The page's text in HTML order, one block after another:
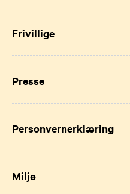
Frivillige
Presse
Personvernerklæring
Miljø